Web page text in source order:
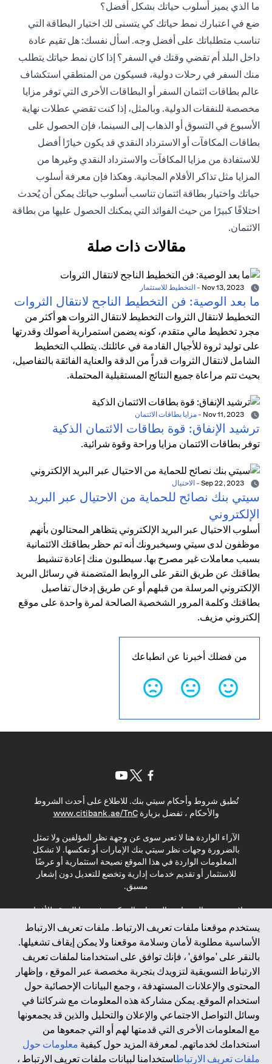
ما الذي يميز أسلوب حياتك بشكل أفضل؟
ضع في اعتبارك نمط حياتك كي يتسنى لك اختيار البطاقة التي
تناسب متطلباتك على أفضل وجه. اسأل نفسك: هل تقيم عادة
داخل البلد أم تقضي وقتك في السفر؟ إذا كان نمط حياتك يتطلب
منك السفر في رحلات دولية، فسيكون من المنطقي استكشاف
عالم بطاقات ائتمان السفر أو البطاقات الأخرى التي توفر مزايا
مخصصة للنفقات الدولية. وبالمثل، إذا كنت تقضي عطلات نهاية
الأسبوع في التسوق أو الذهاب إلى السينما، فإن الحصول على
بطاقات المكافآت أو الاسترداد النقدي قد يكون خيارًا أفضل
للاستفادة من مزايا المكافآت والاسترداد النقدي وغيرها من
المزايا مثل تذاكر الأفلام المجانية. وهكذا فإن معرفة أسلوب
حياتك واختيار بطاقة ائتمان تناسب أسلوب حياتك يمكن أن يُحدث
اختلافًا كبيرًا من حيث الفوائد التي يمكنك الحصول عليها من بطاقة
الائتمان.
مقالات ذات صلة
- التخطيط للاستثمار
ما بعد الوصية: فن التخطيط الناجح لانتقال الثروات
التخطيط لانتقال الثروات التخطيط لانتقال الثروات هو أكثر من
مجرد تخطيط مالي متقدم، كونه يضمن استمرارية أصولك وقدرتها
على توليد ثروة للأجيال القادمة في عائلتك. يتطلب التخطيط
الشامل لانتقال الثروات قدراً من الدقة والعناية الفائقة بالتفاصيل،
بحيث تتم مراعاة جميع النتائج المستقبلية المحتملة.
- مزايا بطاقات الائتمان
ترشيد الإنفاق: قوة بطاقات الائتمان الذكية
توفر بطاقات الائتمان مزايا وراحة وقوة شرائية.
- الاحتيال
سيتي بنك نصائح للحماية من الاحتيال عبر البريد
الإلكتروني
أسلوب الاحتيال عبر البريد الإلكتروني يتظاهر المحتالون بأنهم
موظفون لدى سيتي وسيخبرونك أنه تم حظر بطاقتك الائتمانية
بسبب معاملات غير مصرح بها. سيطلبون منك إعادة تنشيط
بطاقتك عن طريق النقر على الروابط المتضمنة في رسائل البريد
الإلكتروني المرسلة من قبلهم أو عن طريق إدخال تفاصيل
بطاقتك وكلمة المرور الشخصية الصالحة لمرة واحدة على موقع
إلكتروني مزيف.
من فضلك أخبرنا عن انطباعك
يستخدم موقعنا ملفات تعريف الارتباط. ملفات تعريف الارتباط
الأساسية مطلوبة لأمان وسلامة موقعنا ولا يمكن إيقاف تشغيلها.
بالنقر على 'موافق' ، فإنك توافق على استخدامنا لملفات تعريف
الارتباط التسويقية لتزويدك بتجربة مخصصة عبر الموقع ، وإظهار
المحتوى والإعلانات المستهدفة ، وجمع البيانات الإحصائية حول
استخدام الموقع. يمكن مشاركة هذه المعلومات مع شركائنا في
وسائل التواصل الاجتماعي والإعلان والتحليل والذين قد يجمعونها
مع المعلومات الأخرى التي قدمتها لهم أو التي جمعوها من
استخدامك لخدماتهم. لمعرفة المزيد حول كيفية معلومات حول
ملفات تعريف الارتباطاستخدامنا لبيانات ملفات تعريف الارتباط ،
تُطبق شروط وأحكام سيتي بنك. للاطلاع على أحدث الشروط
والأحكام ، تفضل بزيارةwww.citibank.ae/TnC
(opens in a new tab)
الآراء الواردة هنا لا تعبر سوى عن وجهة نظر المؤلفين ولا تمثل
بالضرورة وجهات نظر سيتي بنك الإمارات أو تعكسها. لا تشكل
المعلومات الواردة في هذا الموقع نصيحة استثمارية أو عرضًا
للاستثمار أو تقديم خدمات إدارية وتخضع للتعديل دون إشعار
مسبق.
لا يتم تقديم المنتجات والخدمات المذكورة في هذا الموقع للأفراد
المقيمين في الاتحاد الأوروبي أو المنطقة الاقتصادية الأوروبية أو
سويسرا أو غيرنسي أو جيرسي أو موناكو أو سان مارينو أو
الفاتيكان أو جزيرة مان أو المملكة المتحدة أو خصوصية البيانات
(لائحة حماية البيانات العامة \ قانون حماية البيانات الشخصية
العامة \ قانون خصوصية نيوزيلندا). المحتوى الموجود في هذه
الصفحة ليس ولا ينبغي تفسيره على أنه عرض أو دعوة أو دعوة
لشراء أو بيع أي من المنتجات والخدمات المذكورة هنا لمثل هؤلاء
الأفراد.
*GDPR – اللائحة العامة لحماية البيانات؛ * LGPD – Lei Geral de
Proteção de Dados Pessoais ; *NZPA – قانون الخصوصية
النيوزيلندي